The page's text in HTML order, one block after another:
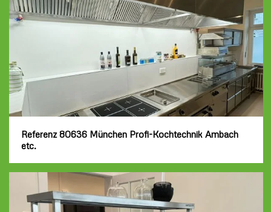
Referenz 80636 München Profi-Kochtechnik Ambach
etc.